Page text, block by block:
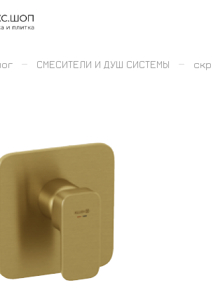
– СМЕСИТЕЛИ И ДУШ СИСТЕМЫ –